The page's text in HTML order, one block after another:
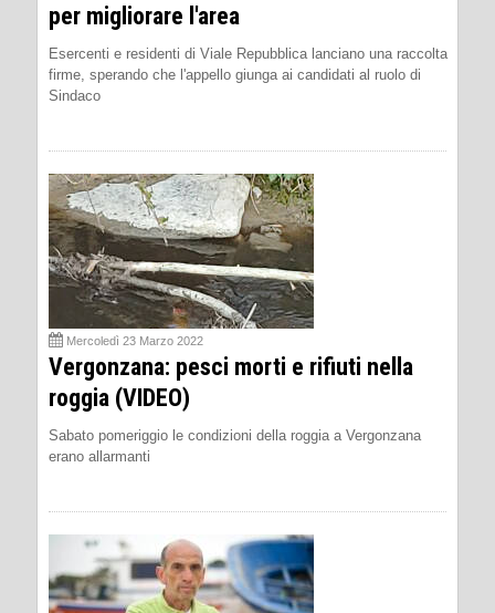
per migliorare l'area
Esercenti e residenti di Viale Repubblica lanciano una raccolta
firme, sperando che l'appello giunga ai candidati al ruolo di
Sindaco
Mercoledì 23 Marzo 2022
Vergonzana: pesci morti e rifiuti nella
roggia (VIDEO)
Sabato pomeriggio le condizioni della roggia a Vergonzana
erano allarmanti